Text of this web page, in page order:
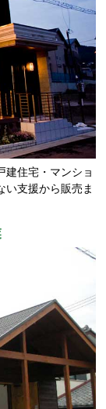
建住宅・マンショ
い支援から販売ま